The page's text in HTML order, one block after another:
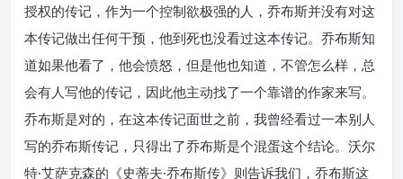
授权的传记，作为一个控制欲极强的人，乔布斯并没有对这
本传记做出任何干预，他到死也没看过这本传记。乔布斯知
道如果他看了，他会愤怒，但是他也知道，不管怎么样，总
会有人写他的传记，因此他主动找了一个靠谱的作家来写。
乔布斯是对的，在这本传记面世之前，我曾经看过一本别人
写的乔布斯传记，只得出了乔布斯是个混蛋这个结论。沃尔
特·艾萨克森的《史蒂夫·乔布斯传》则告诉我们，乔布斯这